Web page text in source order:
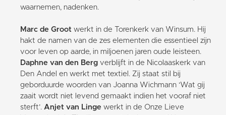
waarnemen, nadenken.
Marc de Groot werkt in de Torenkerk van Winsum. Hij
hakt de namen van de zes elementen die essentieel zijn
voor leven op aarde, in miljoenen jaren oude leisteen.
Daphne van den Berg verblijft in de Nicolaaskerk van
Den Andel en werkt met textiel. Zij staat stil bij
geborduurde woorden van Joanna Wichmann ‘Wat gij
zaait wordt niet levend gemaakt indien het vooraf niet
sterft’. Anjet van Linge werkt in de Onze Lieve